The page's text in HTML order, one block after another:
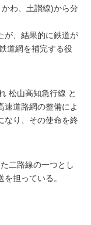
わ、土讃線)から分
が、結果的に鉄道が
道網を補完する役
松山高知急行線 と
道路網の整備によ
なり、その使命を終
二路線の一つとし
担っている。